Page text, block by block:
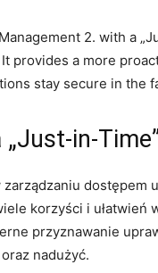
2. with a‍
provides a more
stay secure in the
in-
zarządzaniu
korzyści i ułatwień
przyznawanie
nadużyć.